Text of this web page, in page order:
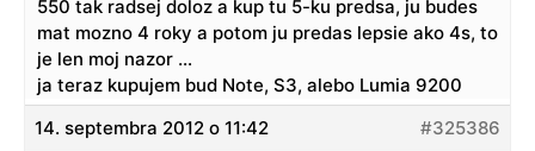
550 tak radsej doloz a kup tu 5-ku predsa, ju budes
mat mozno 4 roky a potom ju predas lepsie ako 4s, to
je len moj nazor …
ja teraz kupujem bud Note, S3, alebo Lumia 9200
14. septembra 2012 o 11:42
#325386